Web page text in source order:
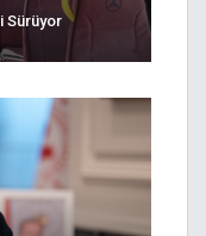
Sürüyor